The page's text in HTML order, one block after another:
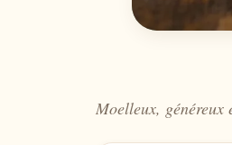
Moelleux,